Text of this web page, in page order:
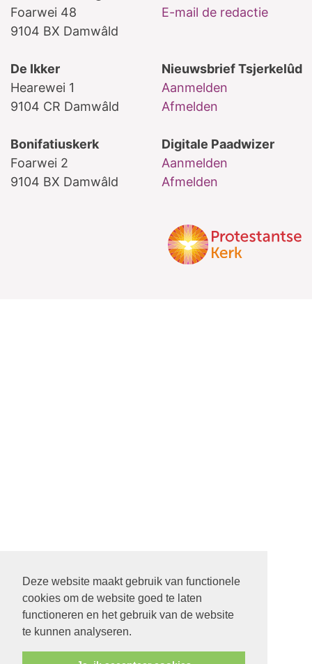
Deze website maakt gebruik van functionele
cookies om de website goed te laten
functioneren en het gebruik van de website
te kunnen analyseren.
Foarwei 48
9104 BX Damwâld
E-mail de redactie
De Ikker
Hearewei 1
9104 CR Damwâld
Nieuwsbrief Tsjerkelûd
Aanmelden
Afmelden
Bonifatiuskerk
Foarwei 2
9104 BX Damwâld
Digitale Paadwizer
Aanmelden
Afmelden